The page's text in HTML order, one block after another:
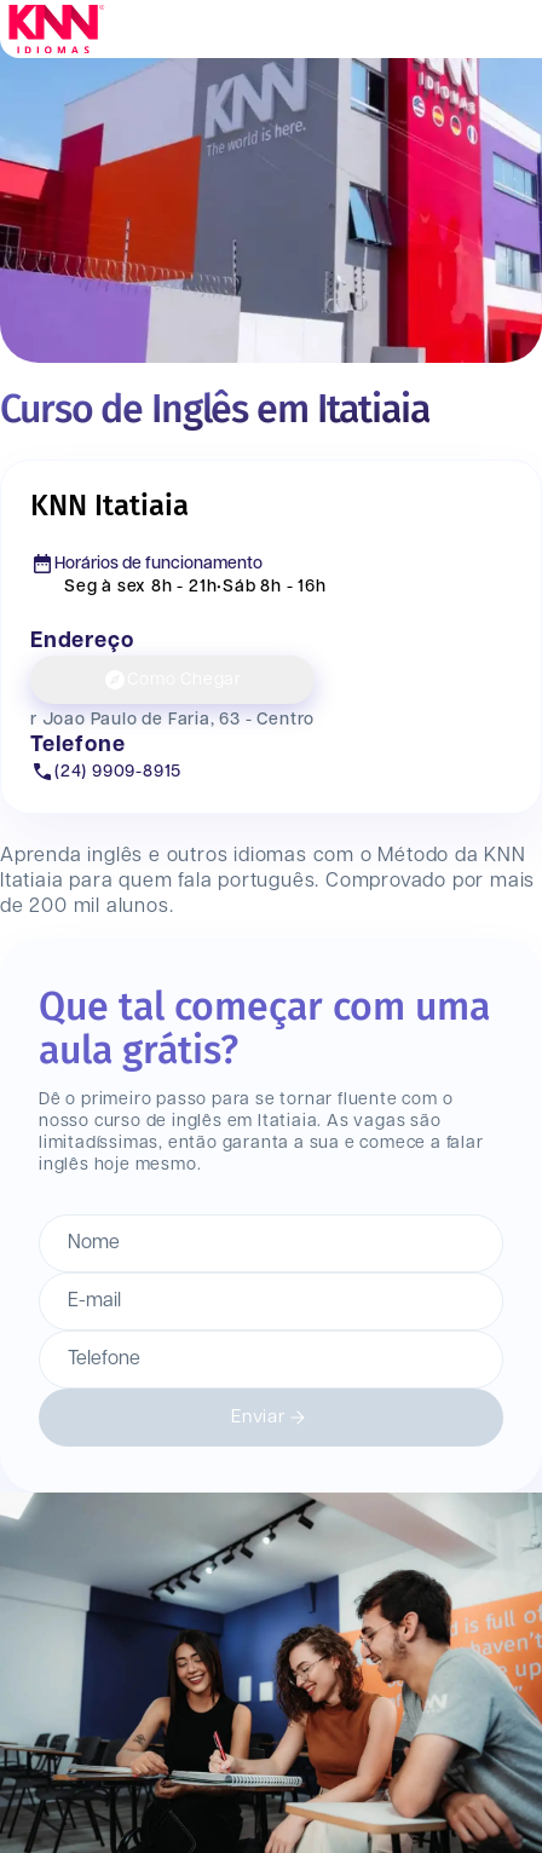
Curso de Inglês em Itatiaia
Aprenda inglês e outros idiomas com o Método da KNN
Itatiaia para quem fala português. Comprovado por mais
de 200 mil alunos.
KNN Itatiaia
Horários de funcionamento
Seg à sex 8h - 21h•Sáb 8h - 16h
Endereço
r Joao Paulo de Faria, 63 - Centro
Telefone
(24) 9909-8915
Que tal começar com uma
aula grátis?
Dê o primeiro passo para se tornar fluente com o
nosso curso de inglês em Itatiaia. As vagas são
limitadíssimas, então garanta a sua e comece a falar
inglês hoje mesmo.
Nome
E-mail
Telefone
Enviar